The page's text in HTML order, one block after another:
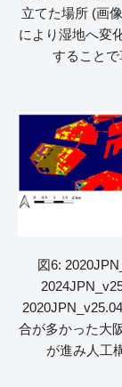
立てた場所 (画
により湿地へ変
することで
図6:
合が多かった大
が進み人工